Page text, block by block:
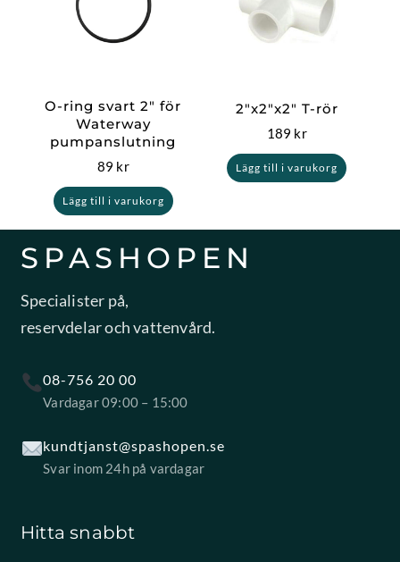
O-ring svart 2″ för
Waterway
pumpanslutning
89 kr
Lägg till i varukorg
2″x2″x2″ T-rör
189 kr
Lägg till i varukorg
SPASHOPEN
Specialister på,
reservdelar och vattenvård.
08-756 20 00
Vardagar 09:00 – 15:00
kundtjanst@spashopen.se
Svar inom 24h på vardagar
Hitta snabbt